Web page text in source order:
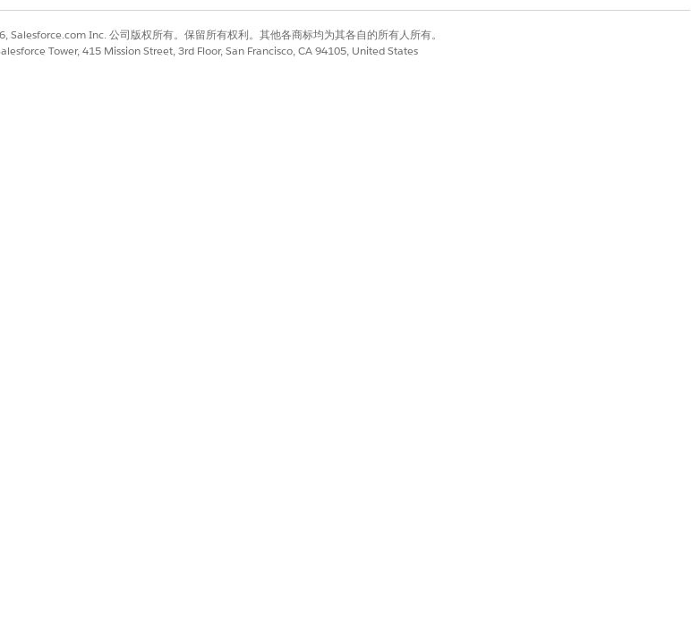
的准确性。
指南，请参见设计 AI 就绪 语义模型和构建 AI 就绪语义模型。
Salesforce.com Inc. 公司版权所有。保留所有权利。其他各商标均为其各自的所有人所有。
Tower, 415 Mission Street, 3rd Floor, San Francisco, CA 94105, United States